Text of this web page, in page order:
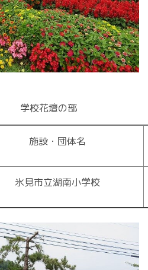
学校花壇の部
施設・団体名
氷見市立湖南小学校